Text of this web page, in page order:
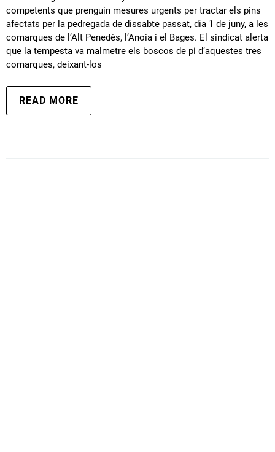
competents que prenguin mesures urgents per tractar els pins
afectats per la pedregada de dissabte passat, dia 1 de juny, a les
comarques de l’Alt Penedès, l’Anoia i el Bages. El sindicat alerta
que la tempesta va malmetre els boscos de pi d’aquestes tres
comarques, deixant-los
READ MORE